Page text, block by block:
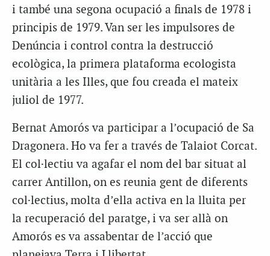
i també una segona ocupació a finals de 1978 i
principis de 1979. Van ser les impulsores de
Denúncia i control contra la destrucció
ecològica, la primera plataforma ecologista
unitària a les Illes, que fou creada el mateix
juliol de 1977.
Bernat Amorós va participar a l’ocupació de Sa
Dragonera. Ho va fer a través de Talaiot Corcat.
El col·lectiu va agafar el nom del bar situat al
carrer Antillon, on es reunia gent de diferents
col·lectius, molta d’ella activa en la lluita per
la recuperació del paratge, i va ser allà on
Amorós es va assabentar de l’acció que